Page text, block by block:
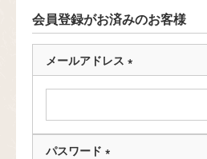
会員登録がお済みのお客様
メールアドレス
須
)
パスワード